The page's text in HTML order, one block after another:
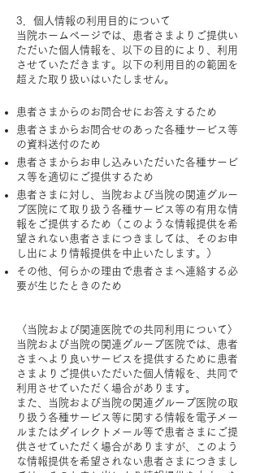
3．個人情報の利用目的について
当院ホームページでは、患者さまよりご提供い
ただいた個人情報を、以下の目的により、利用
させていただきます。以下の利用目的の範囲を
超えた取り扱いはいたしません。
患者さまからのお問合せにお答えするため
患者さまからお問合せのあった各種サービス等
の資料送付のため
患者さまからお申し込みいただいた各種サービ
ス等を適切にご提供するため
患者さまに対し、当院および当院の関連グルー
プ医院にて取り扱う各種サービス等の有用な情
報をご提供するため（このような情報提供を希
望されない患者さまにつきましては、そのお申
し出により情報提供を中止いたします。）
その他、何らかの理由で患者さまへ連絡する必
要が生じたときのため
〈当院および関連医院での共同利用について〉
当院および当院の関連グループ医院では、患者
さまへより良いサービスを提供するために患者
さまよりご提供いただいた個人情報を、共同で
利用させていただく場合があります。
また、当院および当院の関連グループ医院の取
り扱う各種サービス等に関する情報を電子メー
ルまたはダイレクトメール等で患者さまにご提
供させていただく場合がありますが、このよう
な情報提供を希望されない患者さまにつきまし